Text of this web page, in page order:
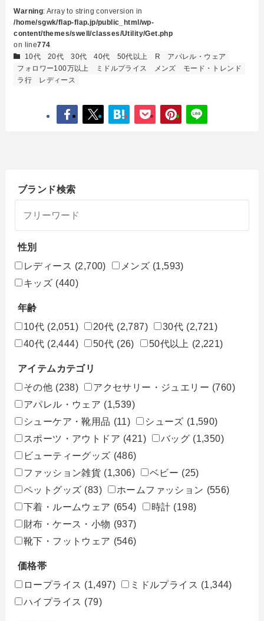
Warning: Array to string conversion in
/home/sgwk/flap-flap.jp/public_html/wp-
content/themes/swell/classes/Utility/Get.php
on line774
10代
20代 30代 40代 50代以上 R
アパレル・ウェア
フォロワー100万以上
ミドルプライス メンズ
モード・トレンド
ラ行
レディース
ブランド検索
性別
レディース (2,700) メンズ (1,593)
キッズ (440)
年齢
10代 (2,051) 20代 (2,787) 30代 (2,721)
40代 (2,444) 50代 (26) 50代以上 (2,221)
アイテムカテゴリ
その他 (238) アクセサリー・ジュエリー (760)
アパレル・ウェア (1,539)
シューケア・靴用品 (11) シューズ (1,590)
スポーツ・アウトドア (421) バッグ (1,350)
ビューティーグッズ (486)
ファッション雑貨 (1,306) ベビー (25)
ペットグッズ (83) ホームファッション (556)
下着・ルームウェア (654) 時計 (198)
財布・ケース・小物 (937)
靴下・フットウェア (546)
価格帯
ロープライス (1,497) ミドルプライス (1,344)
ハイプライス (79)